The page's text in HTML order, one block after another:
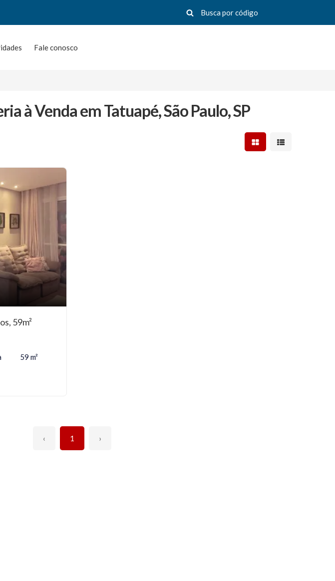
Fale conosco
à Venda em Tatuapé, São Paulo, SP
Mostrar resultados em
Mostrar
59m²
59 m²
‹ 1 ›